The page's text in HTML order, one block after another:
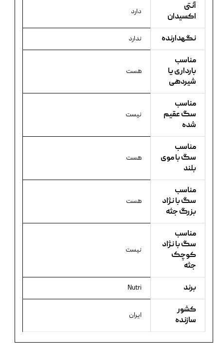
آنتی
اکسیدان
دارد
نگهدارنده ندارد
مناسب
بارداری یا
شیردهی
هست
مناسب
سگ عقیم
شده
نیست
مناسب
سگ با موی
بلند
هست
مناسب
سگ با نژاد
بزرگ جثه
هست
مناسب
سگ با نژاد
کوچک
جثه
نیست
برند Nutri
کشور
سازنده
ایران